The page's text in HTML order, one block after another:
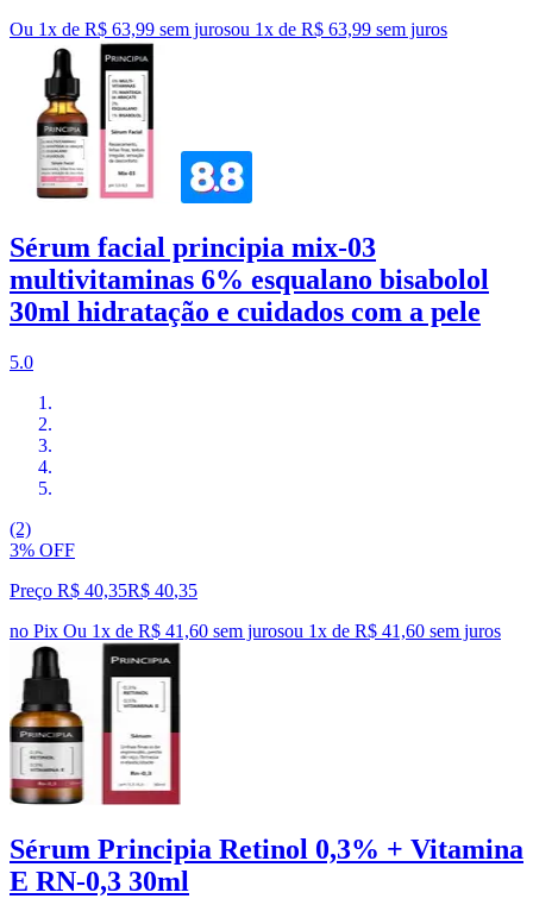
Ou 1x de R$ 63,99 sem jurosou 1x de R$ 63,99 sem juros
Sérum facial principia mix-03
multivitaminas 6% esqualano bisabolol
30ml hidratação e cuidados com a pele
5.0
(2)
3% OFF
Preço R$ 40,35R$ 40,35
no Pix Ou 1x de R$ 41,60 sem jurosou 1x de R$ 41,60 sem juros
Sérum Principia Retinol 0,3% + Vitamina
E RN-0,3 30ml